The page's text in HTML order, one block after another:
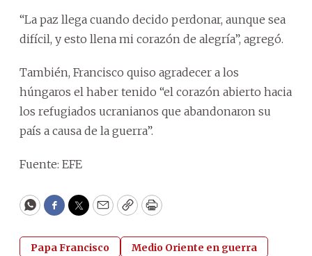
“La paz llega cuando decido perdonar, aunque sea
difícil, y esto llena mi corazón de alegría”, agregó.
También, Francisco quiso agradecer a los
húngaros el haber tenido “el corazón abierto hacia
los refugiados ucranianos que abandonaron su
país a causa de la guerra”.
Fuente: EFE
WhatsApp
Facebook
Twitter
EmailCopyPrint
Papa Francisco Medio Oriente en guerra